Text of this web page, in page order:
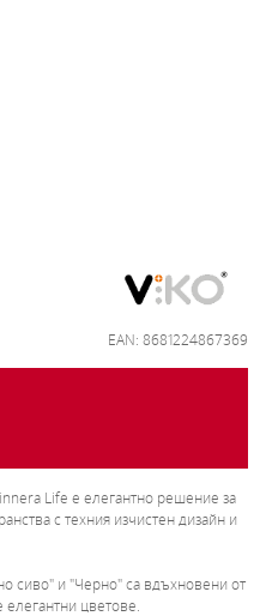
EAN: 8681224867369
Life е елегантно решение за
с техния изчистен дизайн и
сиво" и "Черно" са вдъхновени от
цветове.